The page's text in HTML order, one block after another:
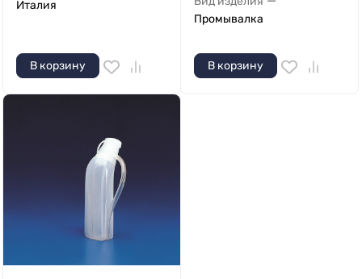
Италия
В корзину
Промывалка
В корзину